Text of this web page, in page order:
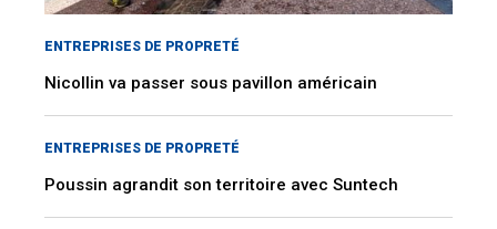
ENTREPRISES DE PROPRETÉ
Nicollin va passer sous pavillon américain
ENTREPRISES DE PROPRETÉ
Poussin agrandit son territoire avec Suntech